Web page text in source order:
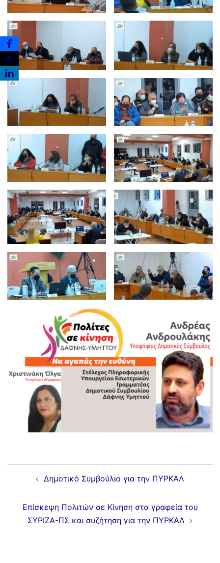
Δημοτικό Συμβούλιο για την ΠΥΡΚΑΛ
Επίσκεψη Πολιτών σε Κίνηση στα γραφεία του
ΣΥΡΙΖΑ-ΠΣ και συζήτηση για την ΠΥΡΚΑΛ